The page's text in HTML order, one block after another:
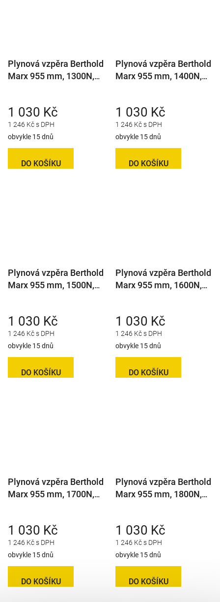
Plynová vzpěra Berthold
Marx 955 mm, 1300N,
1 246 Kč s DPH
1 030 Kč
obvykle 15 dnů
DO KOŠÍKU
Plynová vzpěra Berthold
Marx 955 mm, 1400N,
1 246 Kč s DPH
1 030 Kč
obvykle 15 dnů
DO KOŠÍKU
Plynová vzpěra Berthold
Marx 955 mm, 1500N,
1 246 Kč s DPH
1 030 Kč
obvykle 15 dnů
DO KOŠÍKU
Plynová vzpěra Berthold
Marx 955 mm, 1600N,
1 246 Kč s DPH
1 030 Kč
obvykle 15 dnů
DO KOŠÍKU
Plynová vzpěra Berthold
Marx 955 mm, 1700N,
1 246 Kč s DPH
1 030 Kč
obvykle 15 dnů
DO KOŠÍKU
Plynová vzpěra Berthold
Marx 955 mm, 1800N,
1 246 Kč s DPH
1 030 Kč
obvykle 15 dnů
DO KOŠÍKU